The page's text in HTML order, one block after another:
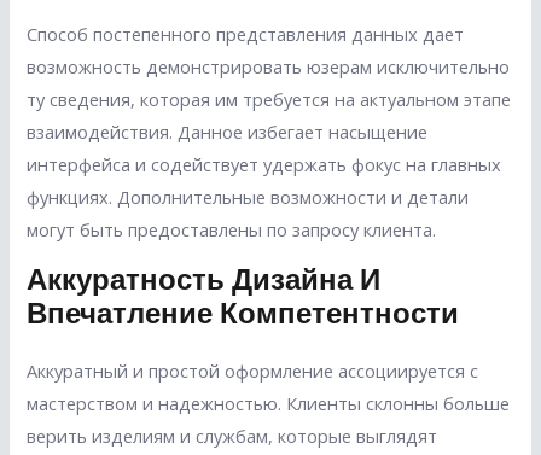
Способ постепенного представления данных дает
возможность демонстрировать юзерам исключительно
ту сведения, которая им требуется на актуальном этапе
взаимодействия. Данное избегает насыщение
интерфейса и содействует удержать фокус на главных
функциях. Дополнительные возможности и детали
могут быть предоставлены по запросу клиента.
Аккуратность Дизайна И
Впечатление Компетентности
Аккуратный и простой оформление ассоциируется с
мастерством и надежностью. Клиенты склонны больше
верить изделиям и службам, которые выглядят